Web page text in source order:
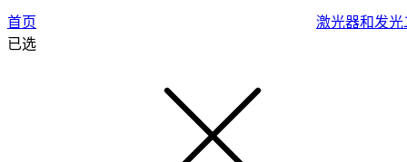
首页 激光器和发光
已选